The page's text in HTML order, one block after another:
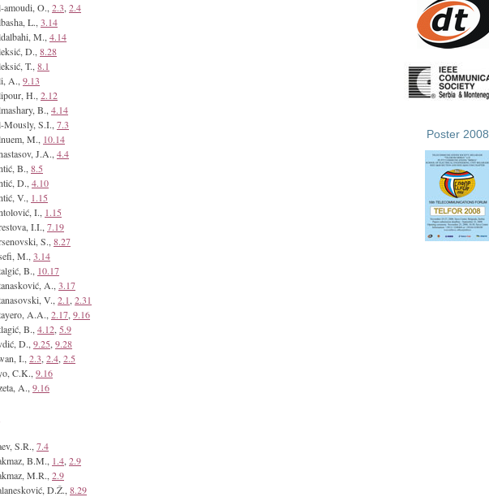
amoudi, O., 2.3 2.4
L., 3.14
M., 4.14
D., 8.28
T., 8.1
A., 9.13
H., 2.12
B., 4.14
Mously, S.I., 7.3
M., 10.14
J.A., 4.4
B., 8.5
D., 4.10
V., 1.15
I., 1.15
I.I., 7.19
S., 8.27
M., 3.14
B., 10.17
A., 3.17
V., 2.1 2.31
A.A., 2.17 9.16
B., 4.12 5.9
D., 9.25 9.28
I., 2.3 2.4 2.5
C.K., 9.16
A., 9.16
S.R., 7.4
B.M., 1.4 2.9
M.R., 2.9
D.Ž., 8.29
Poster 2008